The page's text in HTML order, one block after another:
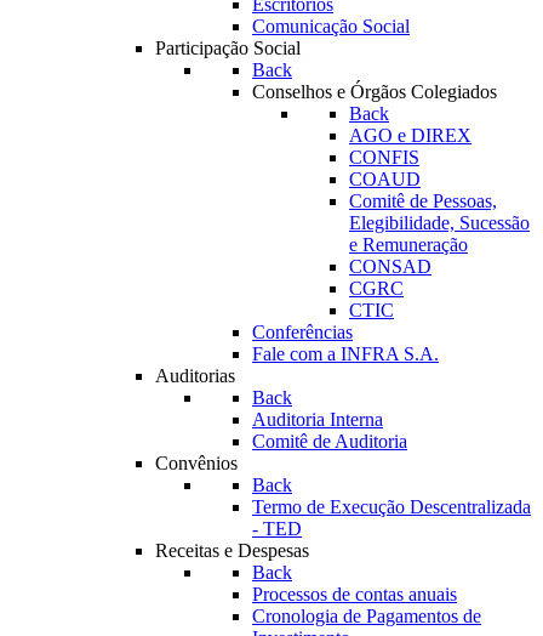
Escritórios
Comunicação Social
Participação Social
Back
Conselhos e Órgãos Colegiados
Back
AGO e DIREX
CONFIS
COAUD
Comitê de Pessoas,
Elegibilidade, Sucessão
e Remuneração
CONSAD
CGRC
CTIC
Conferências
Fale com a INFRA S.A.
Auditorias
Back
Auditoria Interna
Comitê de Auditoria
Convênios
Back
Termo de Execução Descentralizada
- TED
Receitas e Despesas
Back
Processos de contas anuais
Cronologia de Pagamentos de